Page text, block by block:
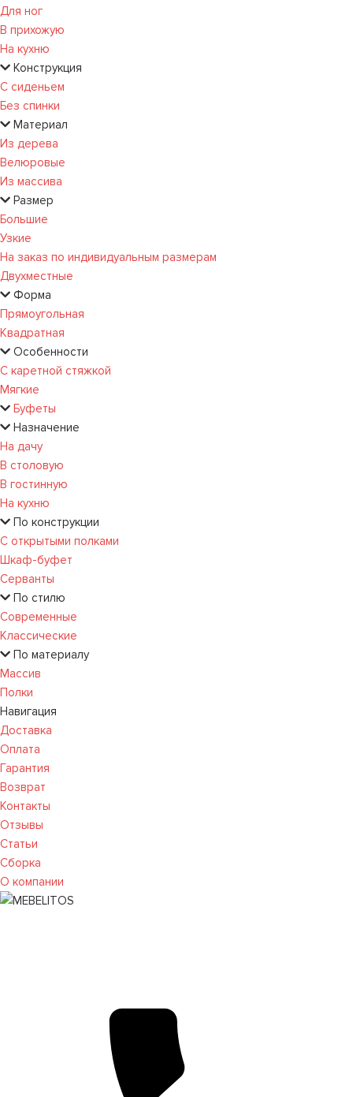
Для ног
В прихожую
На кухню
Конструкция
С сиденьем
Без спинки
Материал
Из дерева
Велюровые
Из массива
Размер
Большие
Узкие
На заказ по индивидуальным размерам
Двухместные
Форма
Прямоугольная
Квадратная
Особенности
С каретной стяжкой
Мягкие
Буфеты
Назначение
На дачу
В столовую
В гостинную
На кухню
По конструкции
С открытыми полками
Шкаф-буфет
Серванты
По стилю
Современные
Классические
По материалу
Массив
Полки
Навигация
Доставка
Оплата
Гарантия
Возврат
Контакты
Отзывы
Статьи
Сборка
О компании